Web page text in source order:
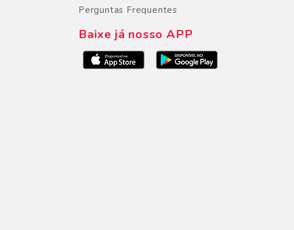
Perguntas Frequentes
Baixe já nosso APP